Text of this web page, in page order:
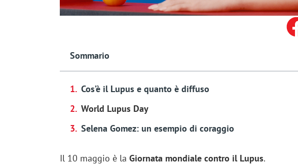
Sommario
Cos’è il Lupus e quanto è diffuso
World Lupus Day
Selena Gomez: un esempio di coraggio
Il 10 maggio è la Giornata mondiale contro il Lupus.